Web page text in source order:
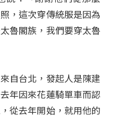
，這次穿傳統服是因為
魯閣族，我們要穿太魯
自台北，發起人是陳建
年因來花蓮騎單車而認
從去年開始，就用他的